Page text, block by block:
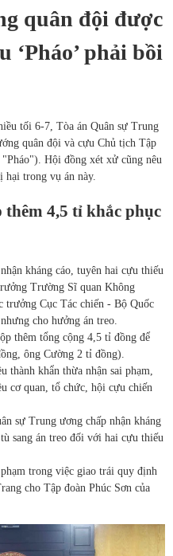
quân đội được
‘Pháo’ phải bồi
tối 6-7, Tòa án Quân sự Trung
quân đội và cựu Chủ tịch Tập
Hội đồng xét xử cũng nêu
hại trong vụ án này.
4,5 tỉ khắc phục
kháng cáo, tuyên hai cựu thiếu
Trường Sĩ quan Không
trưởng Cục Tác chiến - Bộ Quốc
cho hưởng án treo.
thêm tổng cộng 4,5 tỉ đồng để
ông Cường 2 tỉ đồng).
thành khẩn thừa nhận sai phạm,
cơ quan, tổ chức, hội cựu chiến
sự Trung ương chấp nhận kháng
sang án treo đối với hai cựu thiếu
trong việc giao trái quy định
cho Tập đoàn Phúc Sơn của